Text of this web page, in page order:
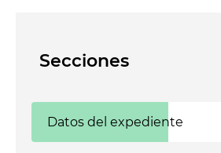
Secciones
Datos del expediente